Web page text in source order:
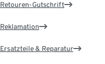
Retouren-Gutschrift
Reklamation
Ersatzteile & Reparatur